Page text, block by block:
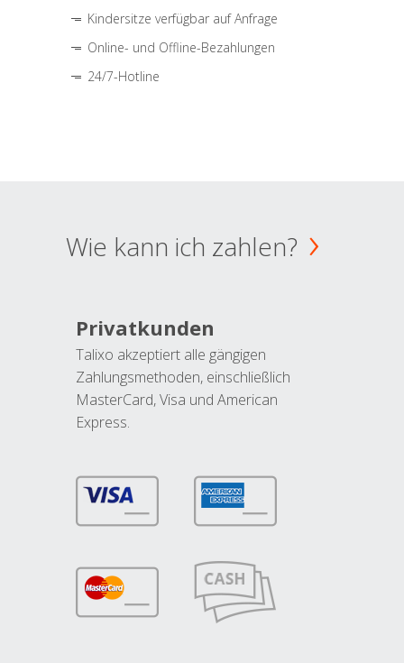
Kindersitze verfügbar auf Anfrage
Online- und Offline-Bezahlungen
24/7-Hotline
Wie kann ich zahlen?
Privatkunden
Talixo akzeptiert alle gängigen
Zahlungsmethoden, einschließlich
MasterCard, Visa und American
Express.